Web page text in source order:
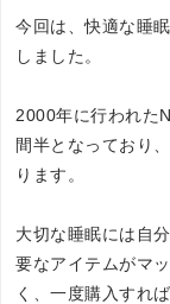
今回は、快適な睡
しました。
2000年に行われた
間半となっており
ります。
大切な睡眠には自
要なアイテムがマ
く、一度購入すれ